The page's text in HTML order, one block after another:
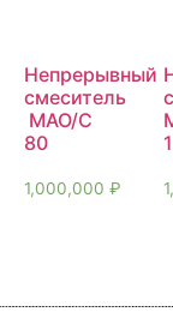
Непрерывный
смеситель
МАО/С
80
1,000,000 ₽